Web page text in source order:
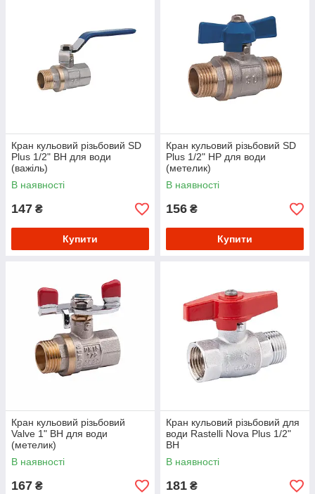
Кран кульовий різьбовий SD
Plus 1/2" ВН для води
(важіль)
В наявності
147 ₴
Купити
Кран кульовий різьбовий SD
Plus 1/2" НР для води
(метелик)
В наявності
156 ₴
Купити
Кран кульовий різьбовий
Valve 1" ВН для води
(метелик)
В наявності
167 ₴
Кран кульовий різьбовий для
води Rastelli Nova Plus 1/2"
ВН
В наявності
181 ₴